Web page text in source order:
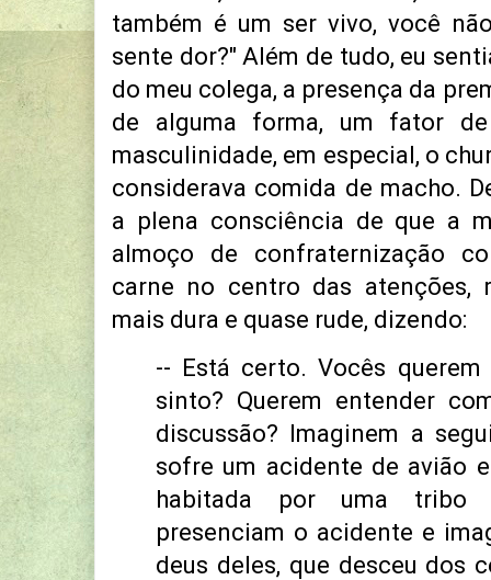
também é um ser vivo, você
sente dor?" Além de tudo, eu
do meu colega, a presença da
de alguma forma, um fator
masculinidade, em especial, o
considerava comida de macho.
a plena consciência de que a
almoço de confraternização
carne no centro das atenções,
mais dura e quase rude, dizendo:
-- Está certo. Vocês
sinto? Querem entender
discussão? Imaginem a
sofre um acidente de avião
habitada por uma tribo
presenciam o acidente e
deus deles, que desceu dos